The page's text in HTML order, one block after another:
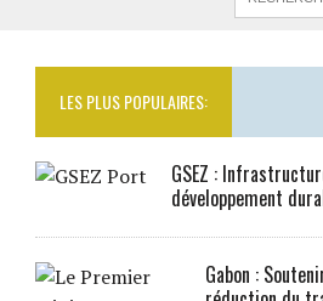
LES PLUS POPULAIRES:
GSEZ :
développement
Gabon :